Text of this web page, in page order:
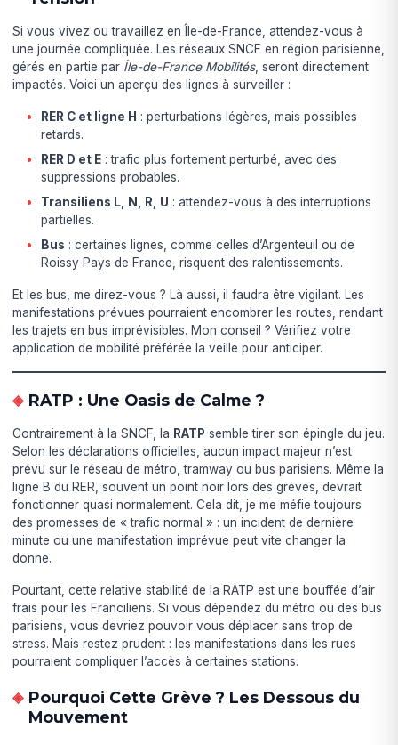
Si vous vivez ou travaillez en Île-de-France, attendez-vous à
une journée compliquée. Les réseaux SNCF en région parisienne,
gérés en partie par Île-de-France Mobilités, seront directement
impactés. Voici un aperçu des lignes à surveiller :
RER C et ligne H : perturbations légères, mais possibles
retards.
RER D et E : trafic plus fortement perturbé, avec des
suppressions probables.
Transiliens L, N, R, U : attendez-vous à des interruptions
partielles.
Bus : certaines lignes, comme celles d’Argenteuil ou de
Roissy Pays de France, risquent des ralentissements.
Et les bus, me direz-vous ? Là aussi, il faudra être vigilant. Les
manifestations prévues pourraient encombrer les routes, rendant
les trajets en bus imprévisibles. Mon conseil ? Vérifiez votre
application de mobilité préférée la veille pour anticiper.
RATP : Une Oasis de Calme ?
Contrairement à la SNCF, la RATP semble tirer son épingle du jeu.
Selon les déclarations officielles, aucun impact majeur n’est
prévu sur le réseau de métro, tramway ou bus parisiens. Même la
ligne B du RER, souvent un point noir lors des grèves, devrait
fonctionner quasi normalement. Cela dit, je me méfie toujours
des promesses de « trafic normal » : un incident de dernière
minute ou une manifestation imprévue peut vite changer la
donne.
Pourtant, cette relative stabilité de la RATP est une bouffée d’air
frais pour les Franciliens. Si vous dépendez du métro ou des bus
parisiens, vous devriez pouvoir vous déplacer sans trop de
stress. Mais restez prudent : les manifestations dans les rues
pourraient compliquer l’accès à certaines stations.
Pourquoi Cette Grève ? Les Dessous du
Mouvement